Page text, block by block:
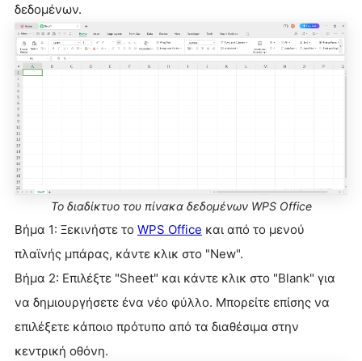
δεδομένων.
Το διαδίκτυο του πίνακα δεδομένων WPS Office
Βήμα 1: Ξεκινήστε το WPS Office και από το μενού
πλαϊνής μπάρας, κάντε κλικ στο "New".
Βήμα 2: Επιλέξτε "Sheet" και κάντε κλικ στο "Blank" για
να δημιουργήσετε ένα νέο φύλλο. Μπορείτε επίσης να
επιλέξετε κάποιο πρότυπο από τα διαθέσιμα στην
κεντρική οθόνη.